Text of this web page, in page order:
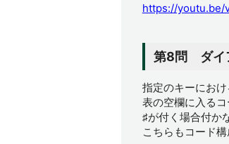
https://youtu.be/
第8問 ダイ
指定のキーにおけ
表の空欄に入るコ
♯が付く場合付か
こちらもコード